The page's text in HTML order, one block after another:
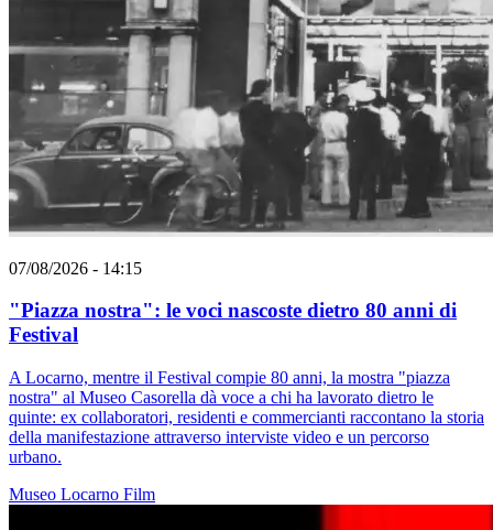
07/08/2026 - 14:15
"Piazza nostra": le voci nascoste dietro 80 anni di
Festival
A Locarno, mentre il Festival compie 80 anni, la mostra "piazza
nostra" al Museo Casorella dà voce a chi ha lavorato dietro le
quinte: ex collaboratori, residenti e commercianti raccontano la storia
della manifestazione attraverso interviste video e un percorso
urbano.
Museo Locarno Film